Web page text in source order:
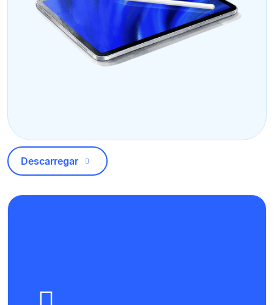
Descarregar